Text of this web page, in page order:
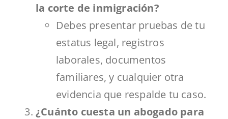
la corte de inmigración?
Debes presentar pruebas de tu
estatus legal, registros
laborales, documentos
familiares, y cualquier otra
evidencia que respalde tu caso.
¿Cuánto cuesta un abogado para